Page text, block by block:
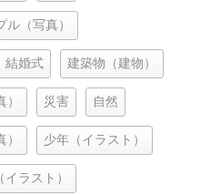
ル（写真）
結婚式 建築物（建物）
災害 自然
少年（イラスト）
イラスト）